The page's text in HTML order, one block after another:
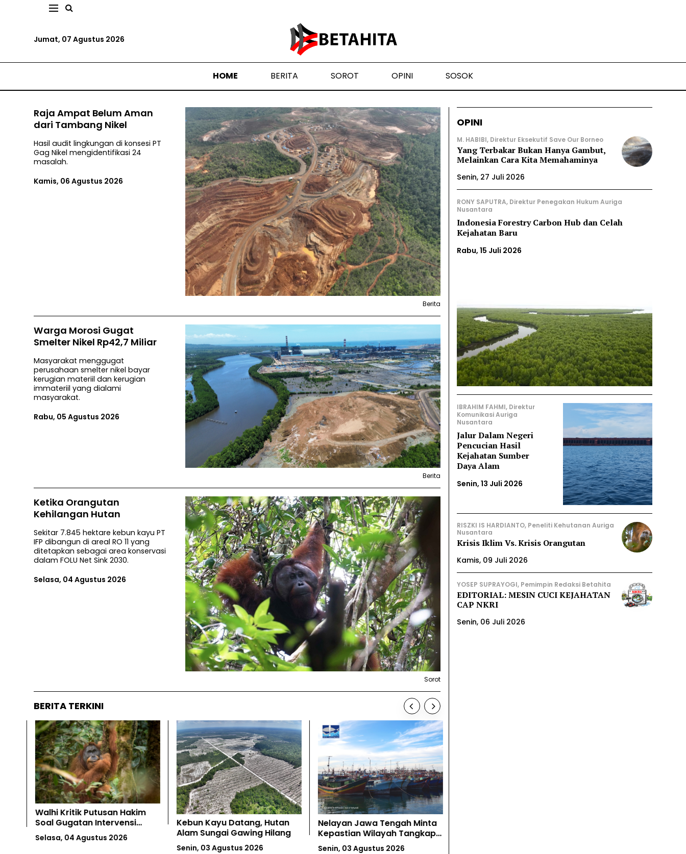
Jumat, 07 Agustus 2026
HOME BERITA SOROT OPINI SOSOK
Raja Ampat Belum Aman
dari Tambang Nikel
Hasil audit lingkungan di konsesi PT
Gag Nikel mengidentifikasi 24
masalah.
Kamis, 06 Agustus 2026
Berita
Warga Morosi Gugat
Smelter Nikel Rp42,7 Miliar
Masyarakat menggugat
perusahaan smelter nikel bayar
kerugian materiil dan kerugian
immateriil yang dialami
masyarakat.
Rabu, 05 Agustus 2026
Berita
Ketika Orangutan
Kehilangan Hutan
Sekitar 7.845 hektare kebun kayu PT
IFP dibangun di areal RO 11 yang
ditetapkan sebagai area konservasi
dalam FOLU Net Sink 2030.
Selasa, 04 Agustus 2026
Sorot
BERITA TERKINI
Walhi Kritik Putusan Hakim
Soal Gugatan Intervensi
Kasus PT TPL
Selasa, 04 Agustus 2026
Kebun Kayu Datang, Hutan
Alam Sungai Gawing Hilang
Senin, 03 Agustus 2026
Nelayan Jawa Tengah Minta
Kepastian Wilayah Tangkap
Komunal
Senin, 03 Agustus 2026
OPINI
M. HABIBI, Direktur Eksekutif Save Our Borneo
Yang Terbakar Bukan Hanya Gambut,
Melainkan Cara Kita Memahaminya
Senin, 27 Juli 2026
RONY SAPUTRA, Direktur Penegakan Hukum Auriga
Nusantara
Indonesia Forestry Carbon Hub dan Celah
Kejahatan Baru
Rabu, 15 Juli 2026
IBRAHIM FAHMI, Direktur
Komunikasi Auriga
Nusantara
Jalur Dalam Negeri
Pencucian Hasil
Kejahatan Sumber
Daya Alam
Senin, 13 Juli 2026
RISZKI IS HARDIANTO, Peneliti Kehutanan Auriga
Nusantara
Krisis Iklim Vs. Krisis Orangutan
Kamis, 09 Juli 2026
YOSEP SUPRAYOGI, Pemimpin Redaksi Betahita
EDITORIAL: MESIN CUCI KEJAHATAN
CAP NKRI
Senin, 06 Juli 2026